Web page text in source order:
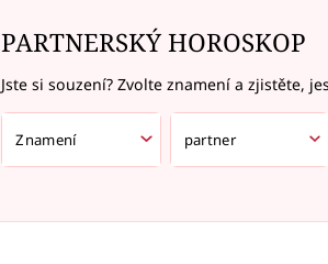
PARTNERSKÝ HOROSKOP
Jste si souzení? Zvolte znamení a zjistěte,